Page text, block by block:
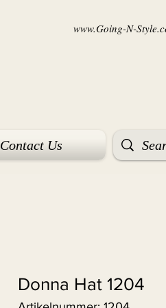
www.Going-N-
Contact Us
Donna Hat 1204